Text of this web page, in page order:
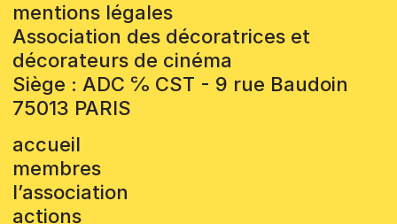
mentions légales
Association des décoratrices et
décorateurs de cinéma
Siège : ADC ℅ CST - 9 rue Baudoin
75013 PARIS
accueil
membres
l’association
actions